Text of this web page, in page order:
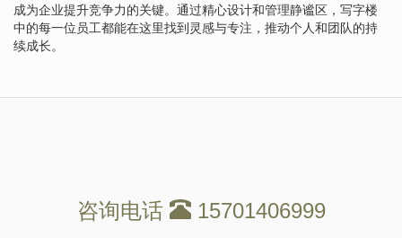
成为企业提升竞争力的关键。通过精心设计和管理静谧区，写字楼
中的每一位员工都能在这里找到灵感与专注，推动个人和团队的持
续成长。
咨询电话 15701406999